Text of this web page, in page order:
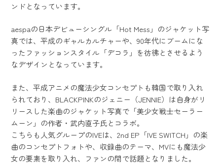
ンドとなっています。
aespaの日本デビューシングル「Hot Mess」のジャケット写
真では、平成のギャルカルチャーや、90年代にブームにな
ったファッションスタイル「デコラ」を彷彿とさせるよう
なデザインとなっています。
また、平成アニメの魔法少女コンセプトも韓国で取り入れ
られており、BLACKPINKのジェニー（JENNIE）は自身がリ
リースした楽曲のジャケット写真で「美少女戦士セーラー
ムーン」の作者・武内直子氏とコラボ。
こちらも人気グループのIVEは、2nd EP「IVE SWITCH」の楽
曲のコンセプトフォトや、収録曲のテーマ、MVにも魔法少
女の要素を取り入れ、ファンの間で話題となりました。